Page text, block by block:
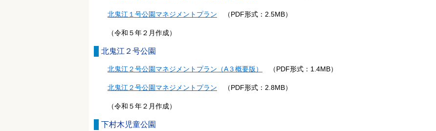
北鬼江１号公園マネジメントプラン （PDF形式：2.5MB）
（令和５年２月作成）
北鬼江２号公園
北鬼江２号公園マネジメントプラン（A３概要版） （PDF形式：1.4MB）
北鬼江２号公園マネジメントプラン （PDF形式：2.8MB）
（令和５年２月作成）
下村木児童公園